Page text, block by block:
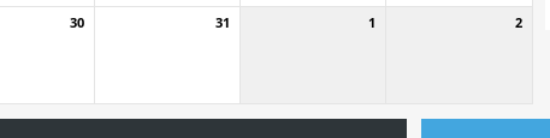
30 31 1 2